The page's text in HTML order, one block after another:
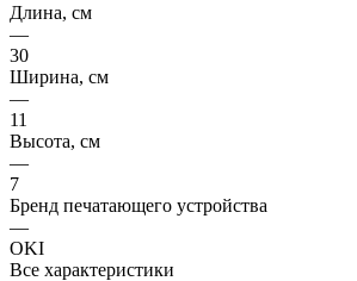
Длина, см
—
30
Ширина, см
—
11
Высота, см
—
7
Бренд печатающего устройства
—
OKI
Все характеристики